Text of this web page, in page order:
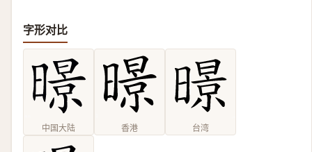
字形对比
中国大陆 香港 台湾